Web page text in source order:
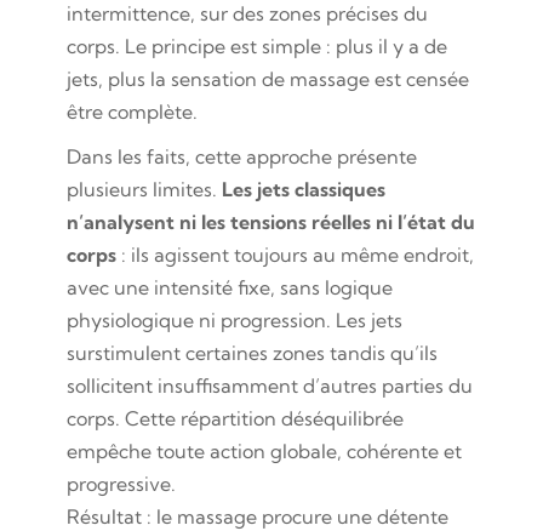
intermittence, sur des zones précises du
corps. Le principe est simple : plus il y a de
jets, plus la sensation de massage est censée
être complète.
Dans les faits, cette approche présente
plusieurs limites. Les jets classiques
n’analysent ni les tensions réelles ni l’état du
corps: ils agissent toujours au même endroit,
avec une intensité fixe, sans logique
physiologique ni progression. Les jets
surstimulent certaines zones tandis qu’ils
sollicitent insuffisamment d’autres parties du
corps. Cette répartition déséquilibrée
empêche toute action globale, cohérente et
progressive.
Résultat : le massage procure une détente